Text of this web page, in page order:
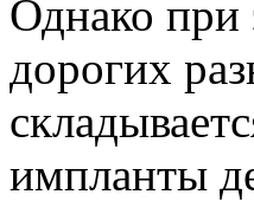
Однако при
дорогих
импланты